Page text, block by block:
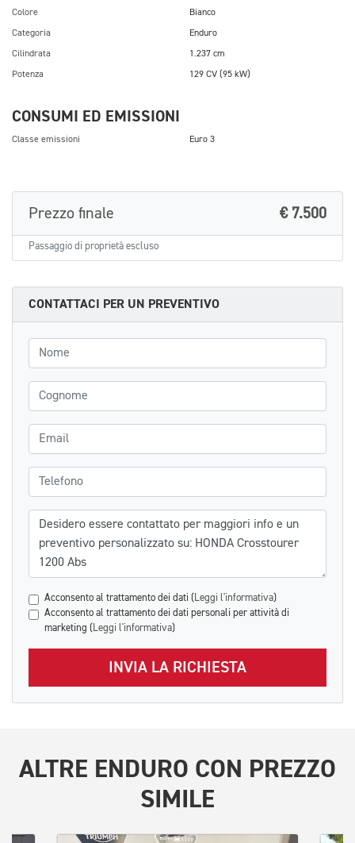
Colore Bianco
Categoria Enduro
Cilindrata 1.237 cm
Potenza 129 CV (95 kW)
CONSUMI ED EMISSIONI
Classe emissioni Euro 3
Prezzo finale € 7.500
Passaggio di proprietà escluso
CONTATTACI PER UN PREVENTIVO
Nome
Cognome
Email
Telefono
Messaggio
Acconsento al trattamento dei dati ( Leggi l'informativa)
Acconsento al trattamento dei dati personali per attività di
marketing ( Leggi l'informativa)
INVIA LA RICHIESTA
ALTRE ENDURO CON PREZZO
SIMILE